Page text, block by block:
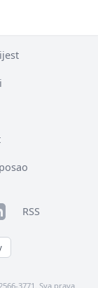
RSS
3771. Sva prava